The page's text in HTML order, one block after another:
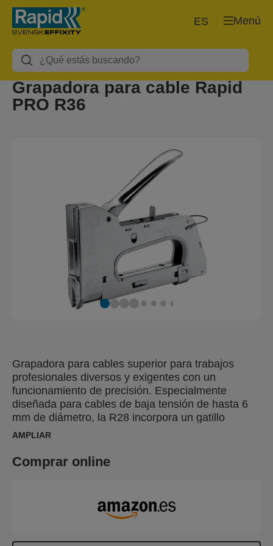
Menú
ES
Grapadora para cable Rapid
PRO R36
Grapadora para cables superior para trabajos
profesionales diversos y exigentes con un
funcionamiento de precisión. Especialmente
diseñada para cables de baja tensión de hasta 6
mm de diámetro, la R28 incorpora un gatillo
patentado fácil de presionar con ajuste de fuerza
la dureza del material o del grosor del cable. Esta
función también hace que la R28 sea un 40% más
en la sujeción de cables de baja tensión, como
cables de altavoz, teléfono, antena u ordenador.
AMPLIAR
Comprar online